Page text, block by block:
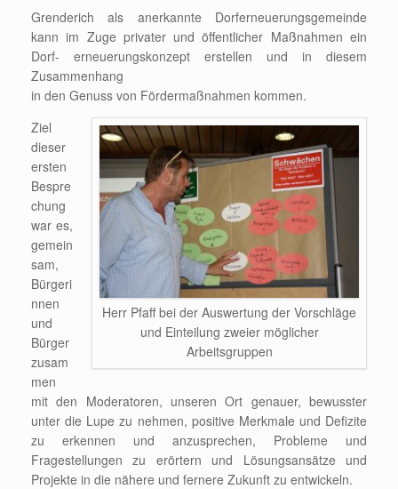
Grenderich als anerkannte Dorferneuerungsgemeinde
kann im Zuge privater und öffentlicher Maßnahmen ein
Dorf- erneuerungskonzept erstellen und in diesem
Zusammenhang
in den Genuss von Fördermaßnahmen kommen.
Herr Pfaff bei der Auswertung der Vorschläge
und Einteilung zweier möglicher
Arbeitsgruppen
Ziel
dieser
ersten
Bespre
chung
war es,
gemein
sam,
Bürgeri
nnen
und
Bürger
zusam
men
mit den Moderatoren, unseren Ort genauer, bewusster
unter die Lupe zu nehmen, positive Merkmale und Defizite
zu erkennen und anzusprechen, Probleme und
Fragestellungen zu erörtern und Lösungsansätze und
Projekte in die nähere und fernere Zukunft zu entwickeln.